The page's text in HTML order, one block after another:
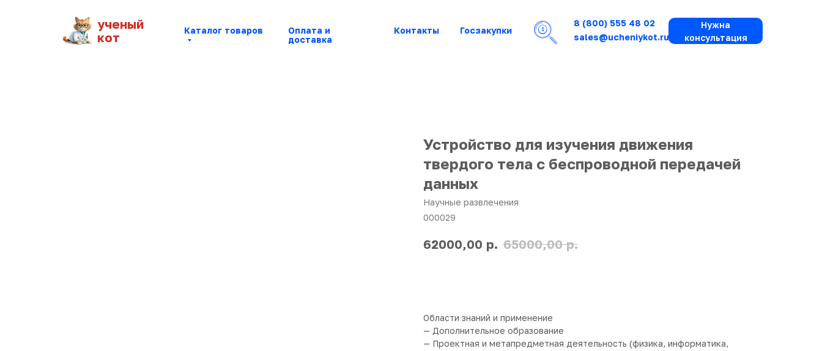
Каталог товаров
Оплата и
доставка
Контакты Госзакупки
8 (800) 555 48 02
sales@ucheniykot.ru
Нужна
консультация
ученый
кот
Устройство для изучения движения
твердого тела с беспроводной передачей
данных
Научные развлечения
000029
62000,00 р. 65000,00 р.
Области знаний и применение
— Дополнительное образование
— Проектная и метапредметная деятельность (физика, информатика,